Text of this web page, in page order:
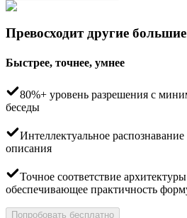
Превосходит другие
Быстрее, точнее, умнее
80%+ уровень разрешения с
беседы
Интеллектуальное
описания
Точное соответствие
обеспечивающее практичность
Попробовать бесплатно